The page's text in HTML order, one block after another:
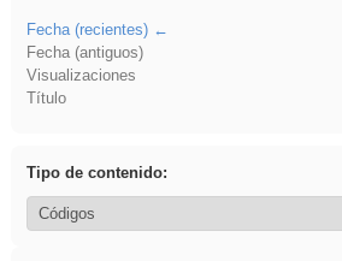
Fecha (recientes)
Fecha (antiguos)
Visualizaciones
Título
Tipo de contenido: